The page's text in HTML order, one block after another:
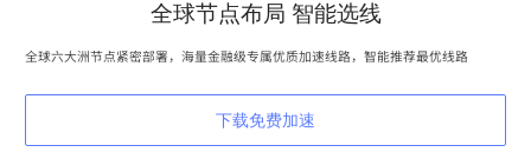
全球节点布局 智能选线
全球六大洲节点紧密部署，海量金融级专属优质加速线路，智能推荐最优线路
下载免费加速